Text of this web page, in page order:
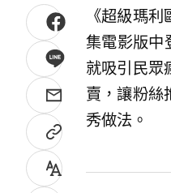
《超級瑪
集電影版中
就吸引民眾
賣，讓粉絲
秀做法。